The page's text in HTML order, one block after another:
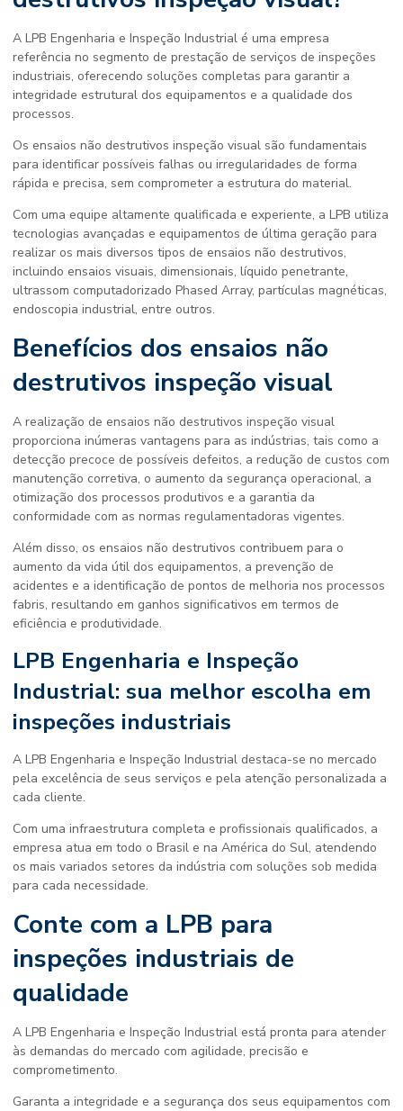
A LPB Engenharia e Inspeção Industrial é uma empresa
referência no segmento de prestação de serviços de inspeções
industriais, oferecendo soluções completas para garantir a
integridade estrutural dos equipamentos e a qualidade dos
processos.
Os ensaios não destrutivos inspeção visual são fundamentais
para identificar possíveis falhas ou irregularidades de forma
rápida e precisa, sem comprometer a estrutura do material.
Com uma equipe altamente qualificada e experiente, a LPB utiliza
tecnologias avançadas e equipamentos de última geração para
realizar os mais diversos tipos de ensaios não destrutivos,
incluindo ensaios visuais, dimensionais, líquido penetrante,
ultrassom computadorizado Phased Array, partículas magnéticas,
endoscopia industrial, entre outros.
Benefícios dos ensaios não
destrutivos inspeção visual
A realização de ensaios não destrutivos inspeção visual
proporciona inúmeras vantagens para as indústrias, tais como a
detecção precoce de possíveis defeitos, a redução de custos com
manutenção corretiva, o aumento da segurança operacional, a
otimização dos processos produtivos e a garantia da
conformidade com as normas regulamentadoras vigentes.
Além disso, os ensaios não destrutivos contribuem para o
aumento da vida útil dos equipamentos, a prevenção de
acidentes e a identificação de pontos de melhoria nos processos
fabris, resultando em ganhos significativos em termos de
eficiência e produtividade.
LPB Engenharia e Inspeção
Industrial: sua melhor escolha em
inspeções industriais
A LPB Engenharia e Inspeção Industrial destaca-se no mercado
pela excelência de seus serviços e pela atenção personalizada a
cada cliente.
Com uma infraestrutura completa e profissionais qualificados, a
empresa atua em todo o Brasil e na América do Sul, atendendo
os mais variados setores da indústria com soluções sob medida
para cada necessidade.
Conte com a LPB para
inspeções industriais de
qualidade
A LPB Engenharia e Inspeção Industrial está pronta para atender
às demandas do mercado com agilidade, precisão e
comprometimento.
Garanta a integridade e a segurança dos seus equipamentos com